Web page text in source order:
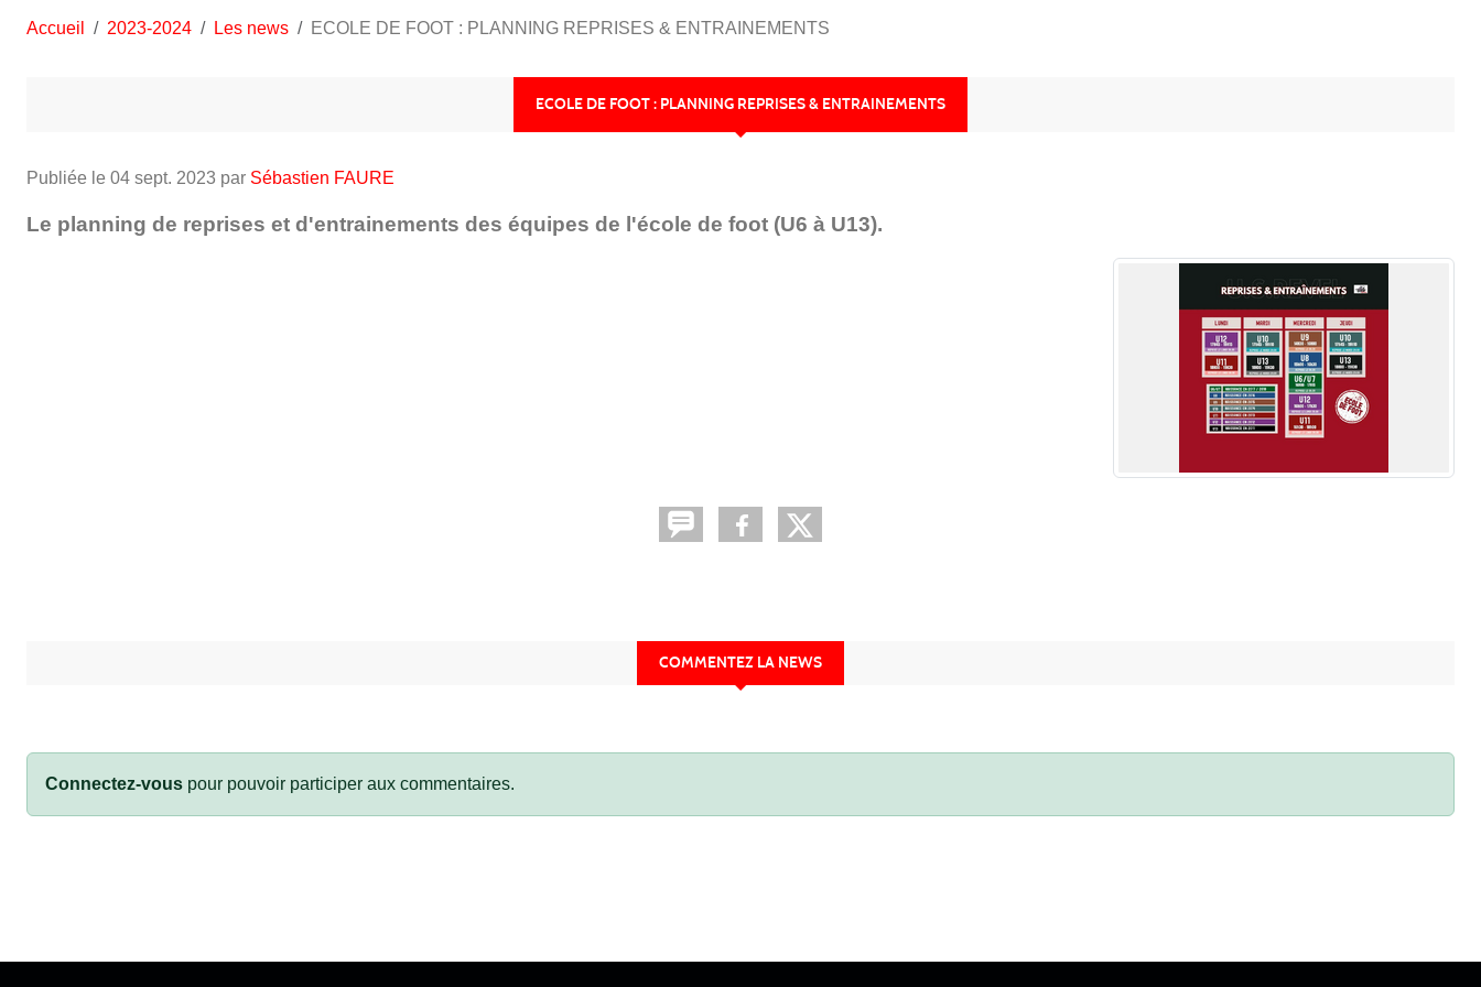
Accueil 2023-2024 Les news ECOLE DE FOOT : PLANNING REPRISES & ENTRAINEMENTS
ECOLE DE FOOT : PLANNING REPRISES & ENTRAINEMENTS
Publiée le 04 sept. 2023 par Sébastien FAURE
Le planning de reprises et d'entrainements des équipes de l'école de foot (U6 à U13).
COMMENTEZ LA NEWS
Connectez-vous pour pouvoir participer aux commentaires.